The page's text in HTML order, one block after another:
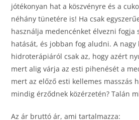
jótékonyan hat a köszvényre és a
néhány tünetére is! Ha csak
használja medencénket élvezni fogja
hatását, és jobban fog aludni. A nagy
hidroterápiáról csak az, hogy azért
mert alig várja az esti pihenését a
mert az előző esti kellemes masszás
mindig érződnek közérzetén? Talán
Az ár bruttó ár, ami tartalmazza: